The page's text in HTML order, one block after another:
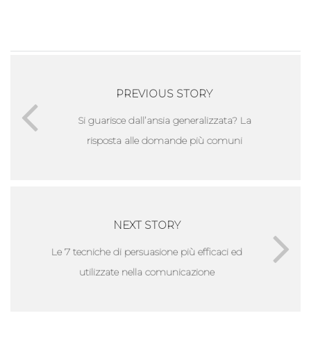
PREVIOUS STORY
Si guarisce dall’ansia generalizzata? La
risposta alle domande più comuni
NEXT STORY
Le 7 tecniche di persuasione più efficaci ed
utilizzate nella comunicazione